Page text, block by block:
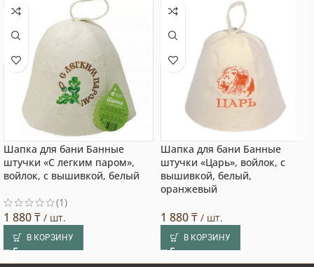
Шапка для бани Банные
штучки «С легким паром»,
войлок, с вышивкой, белый
(1)
1 880₸ / шт.
В КОРЗИНУ
Шапка для бани Банные
штучки «Царь», войлок, с
вышивкой, белый,
оранжевый
1 880₸ / шт.
В КОРЗИНУ